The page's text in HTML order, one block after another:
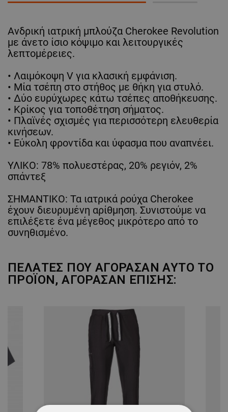
Ανδρική ιατρική μπλούζα Cherokee Revolution
με άνετο ίσιο κόψιμο και λειτουργικές
λεπτομέρειες.
• Λαιμόκοψη V για κλασική εμφάνιση.
• Μία τσέπη στο στήθος με θήκη για στυλό.
• Δύο ευρύχωρες κάτω τσέπες αποθήκευσης.
• Κρίκος για τοποθέτηση σήματος.
• Πλαϊνές σχισμές για περισσότερη ελευθερία
κινήσεων.
• Εύκολη φροντίδα και ύφασμα που αναπνέει.
ΥΛΙΚΟ: 78% πολυεστέρας, 20% ρεγιόν, 2%
σπάντεξ
ΣΗΜΑΝΤΙΚΟ: Τα ιατρικά ρούχα Cherokee
έχουν διευρυμένη αρίθμηση. Συνιστούμε να
επιλέξετε ένα μέγεθος μικρότερο από το
συνηθισμένο.
ΠΕΛΆΤΕΣ ΠΟΥ ΑΓΌΡΑΣΑΝ ΑΥΤΌ ΤΟ
ΠΡΟΪΌΝ, ΑΓΌΡΑΣΑΝ ΕΠΊΣΗΣ: